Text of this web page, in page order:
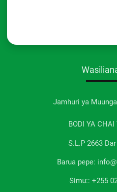
Jamhuri ya
BODI YA
S.L.P 2663
Barua pepe:
Simu:: +255